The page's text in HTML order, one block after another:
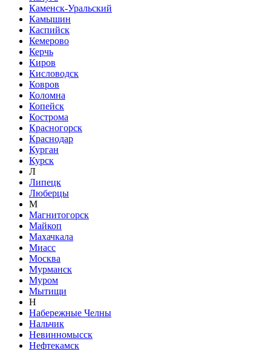
Каменск-Уральский
Камышин
Каспийск
Кемерово
Керчь
Киров
Кисловодск
Ковров
Коломна
Копейск
Кострома
Красногорск
Краснодар
Курган
Курск
Л
Липецк
Люберцы
М
Магнитогорск
Майкоп
Махачкала
Миасс
Москва
Мурманск
Муром
Мытищи
Н
Набережные Челны
Нальчик
Невинномысск
Нефтекамск